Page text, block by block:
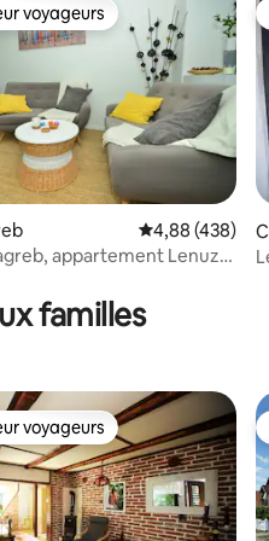
185 commentaires
voyageurs
voyageurs
Note moyenne
4,88 (438)
appartement Lenuzzi
familles
voyageurs
voyageurs